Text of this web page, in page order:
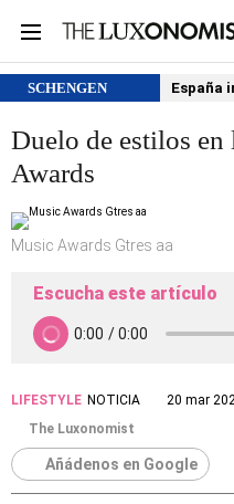
SCHENGEN España
Duelo de estilos
Awards
Music Awards Gtres aa
Escucha este artículo
LIFESTYLE NOTICIA
20 mar
The Luxonomist
Añádenos en Google